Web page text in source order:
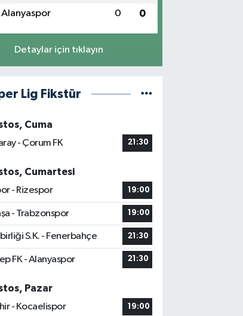
Alanyaspor 0 0
Detaylar için tıklayın
Lig Fikstür
Cuma
- Çorum FK
21:30
Cumartesi
- Rizespor
19:00
- Trabzonspor 19:00
S.K. - Fenerbahçe 21:30
FK - Alanyaspor 21:30
Pazar
- Kocaelispor
19:00